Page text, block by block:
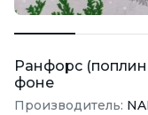
Ранфорс (поплин
фоне
Производитель: